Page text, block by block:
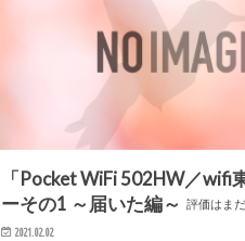
「Pocket WiFi 502HW／wifi
ーその1 ～届いた編～
評価はま
2021.02.02